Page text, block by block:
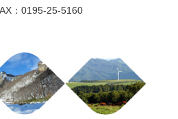
：0195-25-5160